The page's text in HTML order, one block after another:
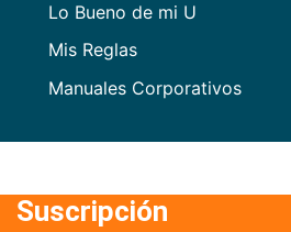
Lo Bueno de mi U
Mis Reglas
Manuales Corporativos
Suscripción